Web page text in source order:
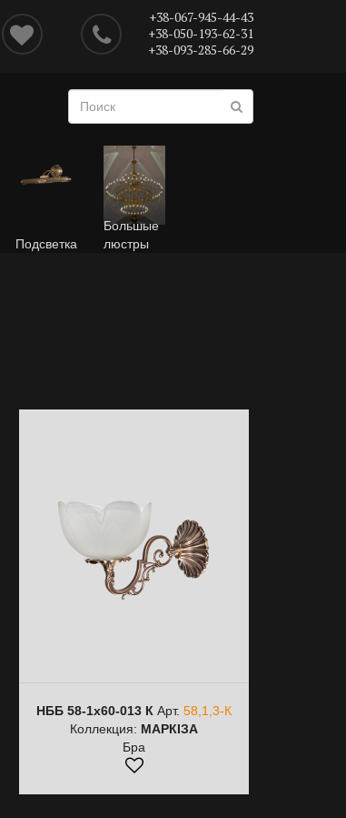
+38-067-945-44-43
+38-050-193-62-31
+38-093-285-66-29
Подсветка
Большые
люстры
НББ 58-1х60-013 К Арт.58,1,3-К
Коллекция: МАРКІЗА
Бра